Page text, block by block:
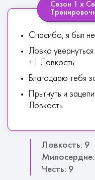
Сезон 1 х
Спасибо, я был
Ловко
+1 Ловкость
Благодарю тебя
Прыгнуть и
Ловкость
Ловкость: 9
Честь: 9